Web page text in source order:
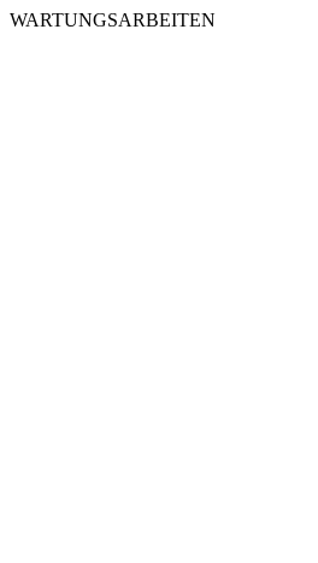
WARTUNGSARBEITEN